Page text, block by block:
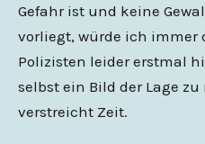
Gefahr ist und keine
vorliegt, würde ich immer
Polizisten leider erstmal
selbst ein Bild der Lage
verstreicht Zeit.